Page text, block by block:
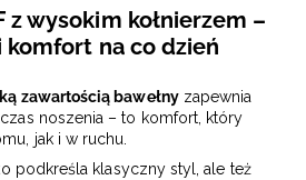
z wysokim kołnierzem –
na co dzień
zawartością bawełnyzapewnia
noszenia – to komfort, który
jak i w ruchu.
podkreśla klasyczny styl, ale też